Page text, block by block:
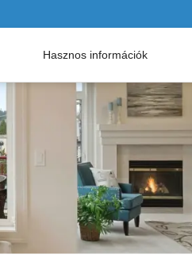
Hasznos információk